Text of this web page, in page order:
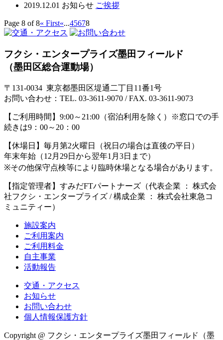
2019.12.01 お知らせ ご挨拶
Page 8 of 8« First«...45678
フクシ・エンタープライズ墨田フィールド
（墨田区総合運動場）
〒131-0034 東京都墨田区堤通二丁目11番1号
お問い合わせ：TEL. 03-3611-9070 / FAX. 03-3611-9073
【ご利用時間】 9:00～21:00（宿泊利用を除く）※窓口での手
続きは9：00～20：00
【休場日】 毎月第2火曜日（祝日の場合は直後の平日）
年末年始（12月29日から翌年1月3日まで）
※その他保守点検等により臨時休場となる場合があります。
【指定管理者】 すみだFTパートナーズ（代表企業 ： 株式会
社フクシ・エンタープライズ / 構成企業 ： 株式会社東急コ
ミュニティー）
施設案内
ご利用案内
ご利用料金
自主事業
活動報告
交通・アクセス
お知らせ
お問い合わせ
個人情報保護方針
Copyright @ フクシ・エンタープライズ墨田フィールド（墨